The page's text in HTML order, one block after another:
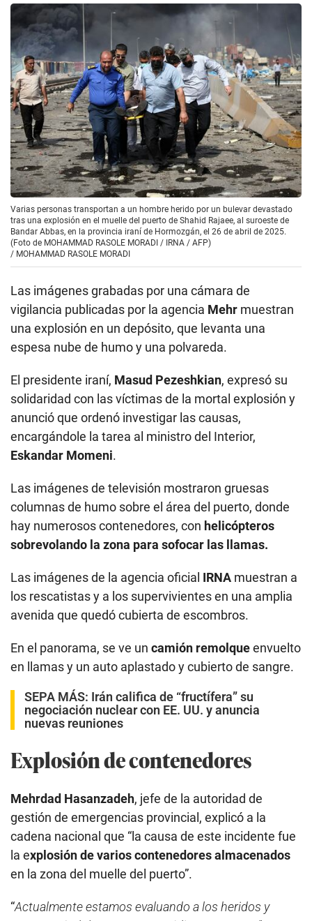
Varias personas transportan a un hombre herido por un bulevar devastado
tras una explosión en el muelle del puerto de Shahid Rajaee, al suroeste de
Bandar Abbas, en la provincia iraní de Hormozgán, el 26 de abril de 2025.
(Foto de MOHAMMAD RASOLE MORADI / IRNA / AFP)
/ MOHAMMAD RASOLE MORADI
Las imágenes grabadas por una cámara de
vigilancia publicadas por la agencia Mehr muestran
una explosión en un depósito, que levanta una
espesa nube de humo y una polvareda.
El presidente iraní, Masud Pezeshkian, expresó su
solidaridad con las víctimas de la mortal explosión y
anunció que ordenó investigar las causas,
encargándole la tarea al ministro del Interior,
Eskandar Momeni.
Las imágenes de televisión mostraron gruesas
columnas de humo sobre el área del puerto, donde
hay numerosos contenedores, con helicópteros
sobrevolando la zona para sofocar las llamas.
Las imágenes de la agencia oficial IRNA muestran a
los rescatistas y a los supervivientes en una amplia
avenida que quedó cubierta de escombros.
En el panorama, se ve un camión remolqueenvuelto
en llamas y un auto aplastado y cubierto de sangre.
SEPA MÁS: Irán califica de “fructífera” su
negociación nuclear con EE. UU. y anuncia
nuevas reuniones
Explosión de contenedores
Mehrdad Hasanzadeh, jefe de la autoridad de
gestión de emergencias provincial, explicó a la
cadena nacional que “la causa de este incidente fue
la explosión de varios contenedores almacenados
en la zona del muelle del puerto”.
“Actualmente estamos evaluando a los heridos y